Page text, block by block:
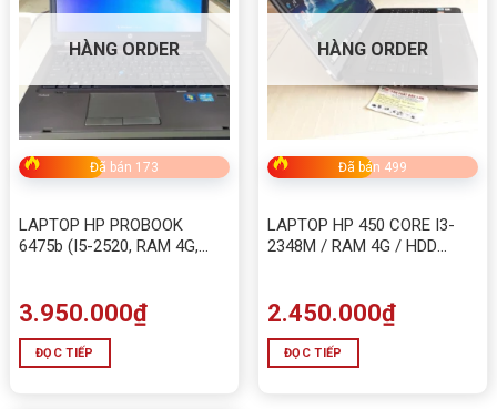
HÀNG ORDER
Đã bán 173
LAPTOP HP PROBOOK
6475b (I5-2520, RAM 4G,
3.950.000₫
ĐỌC TIẾP
HÀNG ORDER
Đã bán 499
LAPTOP HP 450 CORE I3-
2348M / RAM 4G / HDD
2.450.000₫
ĐỌC TIẾP